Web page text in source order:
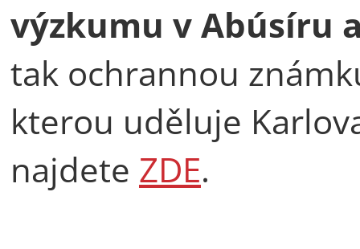
výzkumu v Abúsíru
tak ochrannou
kterou uděluje
najdete ZDE.